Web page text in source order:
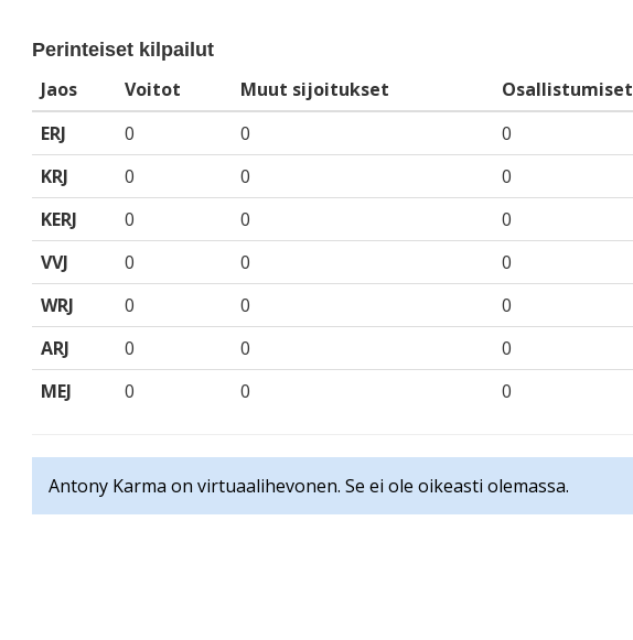
Perinteiset kilpailut
Jaos Voitot Muut sijoitukset Osallistumiset
ERJ
0 0 0
KRJ
0 0 0
KERJ
0 0 0
VVJ
0 0 0
WRJ
0 0 0
ARJ
0 0 0
MEJ
0 0 0
Antony Karma on virtuaalihevonen. Se ei ole oikeasti olemassa.